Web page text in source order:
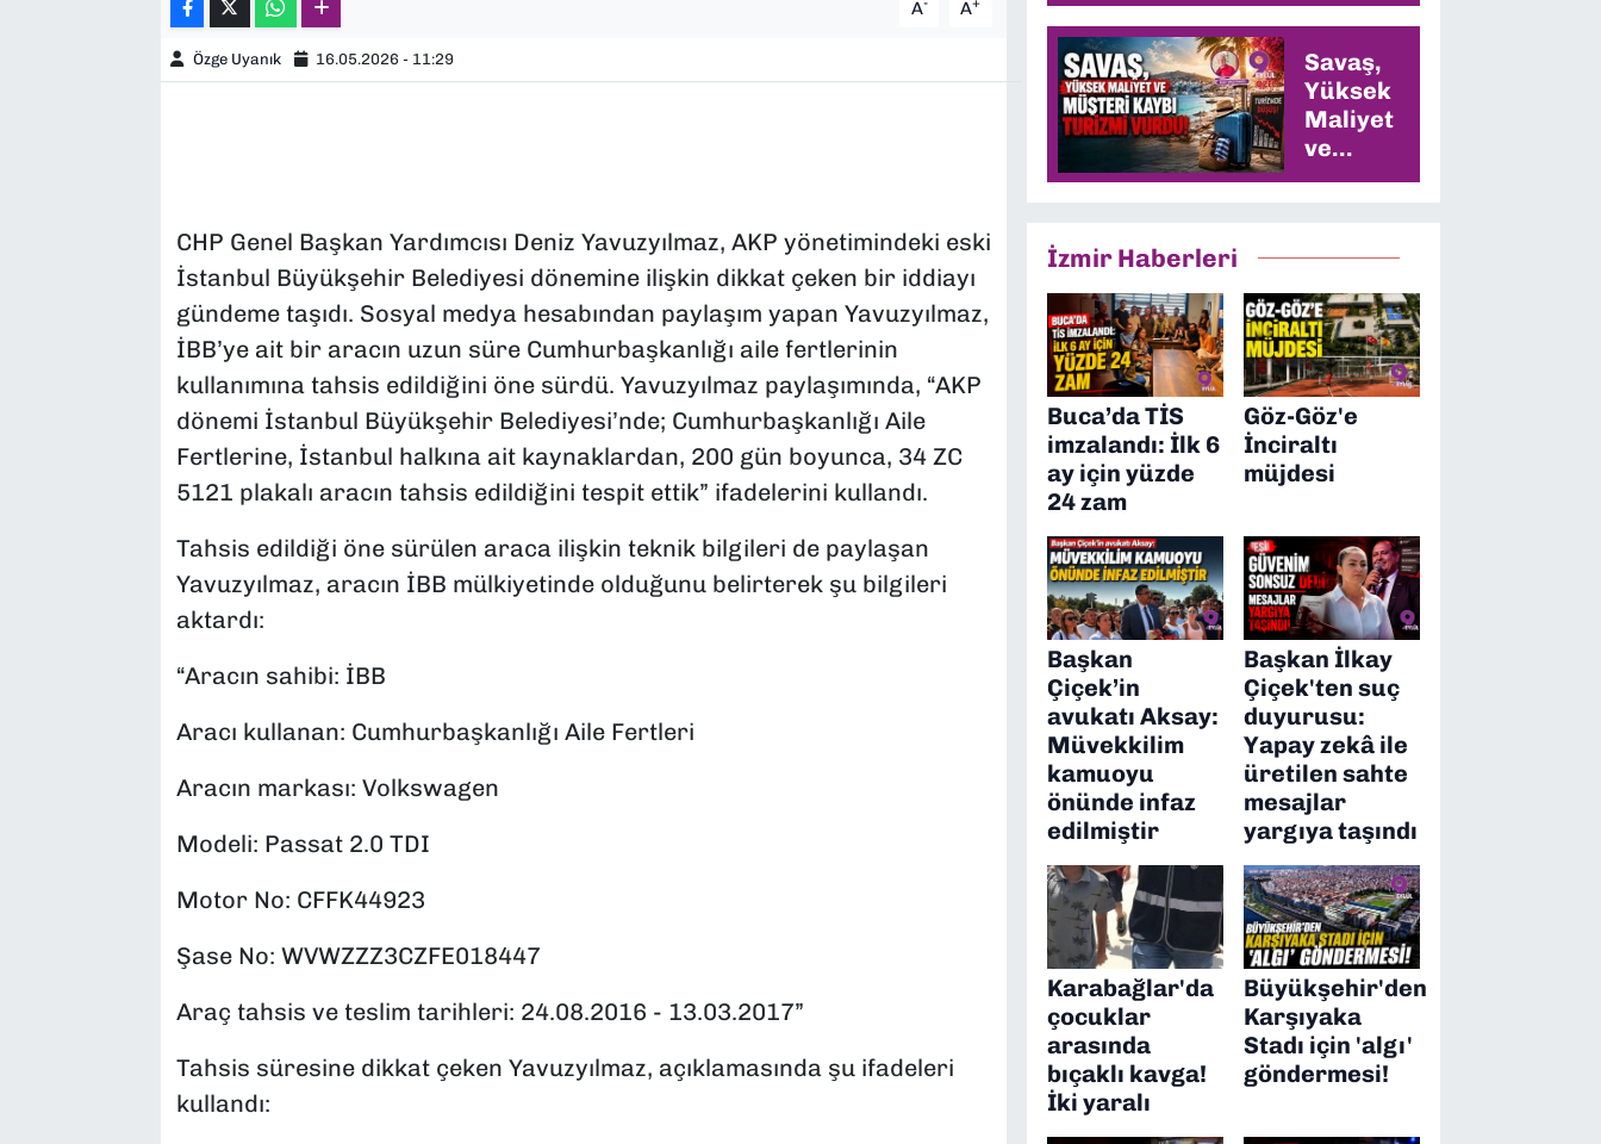
A- A+
Özge Uyanık 16.05.2026 - 11:29
CHP Genel Başkan Yardımcısı Deniz Yavuzyılmaz, AKP yönetimindeki eski
İstanbul Büyükşehir Belediyesi dönemine ilişkin dikkat çeken bir iddiayı
gündeme taşıdı. Sosyal medya hesabından paylaşım yapan Yavuzyılmaz,
İBB’ye ait bir aracın uzun süre Cumhurbaşkanlığı aile fertlerinin
kullanımına tahsis edildiğini öne sürdü. Yavuzyılmaz paylaşımında, “AKP
dönemi İstanbul Büyükşehir Belediyesi’nde; Cumhurbaşkanlığı Aile
Fertlerine, İstanbul halkına ait kaynaklardan, 200 gün boyunca, 34 ZC
5121 plakalı aracın tahsis edildiğini tespit ettik” ifadelerini kullandı.
Tahsis edildiği öne sürülen araca ilişkin teknik bilgileri de paylaşan
Yavuzyılmaz, aracın İBB mülkiyetinde olduğunu belirterek şu bilgileri
aktardı:
“Aracın sahibi: İBB
Aracı kullanan: Cumhurbaşkanlığı Aile Fertleri
Aracın markası: Volkswagen
Modeli: Passat 2.0 TDI
Motor No: CFFK44923
Şase No: WVWZZZ3CZFE018447
Araç tahsis ve teslim tarihleri: 24.08.2016 - 13.03.2017”
Tahsis süresine dikkat çeken Yavuzyılmaz, açıklamasında şu ifadeleri
kullandı:
Savaş,
Yüksek
Maliyet
ve
Müşteri
Vurdu
İzmir Haberleri
Buca’da TİS
imzalandı: İlk 6
ay için yüzde
24 zam
Göz-Göz'e
İnciraltı
müjdesi
Başkan
Çiçek’in
avukatı Aksay:
Müvekkilim
kamuoyu
önünde infaz
edilmiştir
Başkan İlkay
Çiçek'ten suç
duyurusu:
Yapay zekâ ile
üretilen sahte
mesajlar
yargıya taşındı
Karabağlar'da
çocuklar
arasında
bıçaklı kavga!
İki yaralı
Büyükşehir'den
Karşıyaka
Stadı için 'algı'
göndermesi!